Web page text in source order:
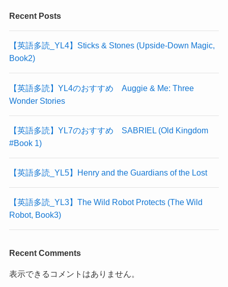
Recent Posts
【英語多読_YL4】Sticks & Stones (Upside-Down Magic,
Book2)
【英語多読】YL4のおすすめ Auggie & Me: Three
Wonder Stories
【英語多読】YL7のおすすめ SABRIEL (Old Kingdom
#Book 1)
【英語多読_YL5】Henry and the Guardians of the Lost
【英語多読_YL3】The Wild Robot Protects (The Wild
Robot, Book3)
Recent Comments
表示できるコメントはありません。